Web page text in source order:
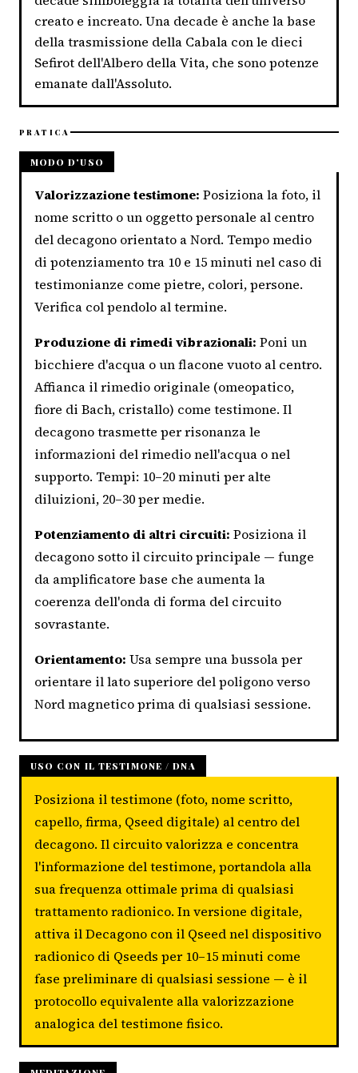
creato e increato. Una decade è anche la base
della trasmissione della Cabala con le dieci
Sefirot dell'Albero della Vita, che sono potenze
emanate dall'Assoluto.
PRATICA
MODO D'USO
Valorizzazione testimone: Posiziona la foto, il
nome scritto o un oggetto personale al centro
del decagono orientato a Nord. Tempo medio
di potenziamento tra 10 e 15 minuti nel caso di
testimonianze come pietre, colori, persone.
Verifica col pendolo al termine.
Produzione di rimedi vibrazionali: Poni un
bicchiere d'acqua o un flacone vuoto al centro.
Affianca il rimedio originale (omeopatico,
fiore di Bach, cristallo) come testimone. Il
decagono trasmette per risonanza le
informazioni del rimedio nell'acqua o nel
supporto. Tempi: 10–20 minuti per alte
diluizioni, 20–30 per medie.
Potenziamento di altri circuiti: Posiziona il
decagono sotto il circuito principale — funge
da amplificatore base che aumenta la
coerenza dell'onda di forma del circuito
sovrastante.
Orientamento: Usa sempre una bussola per
orientare il lato superiore del poligono verso
Nord magnetico prima di qualsiasi sessione.
USO CON IL TESTIMONE / DNA
Posiziona il testimone (foto, nome scritto,
capello, firma, Qseed digitale) al centro del
decagono. Il circuito valorizza e concentra
l'informazione del testimone, portandola alla
sua frequenza ottimale prima di qualsiasi
trattamento radionico. In versione digitale,
attiva il Decagono con il Qseed nel dispositivo
radionico di Qseeds per 10–15 minuti come
fase preliminare di qualsiasi sessione — è il
protocollo equivalente alla valorizzazione
analogica del testimone fisico.